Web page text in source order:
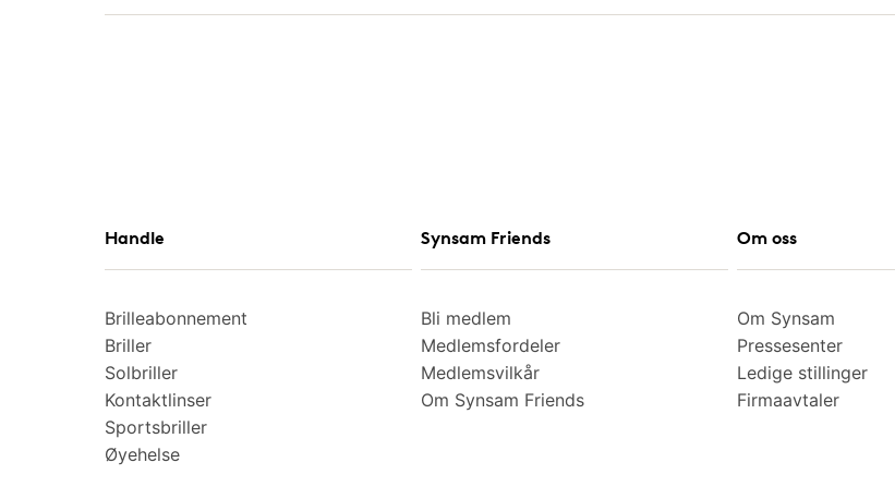
Handle
Brilleabonnement
Briller
Solbriller
Kontaktlinser
Sportsbriller
Øyehelse
Synsam Friends
Bli medlem
Medlemsfordeler
Medlemsvilkår
Om Synsam Friends
Om oss
Om Synsam
Pressesenter
Ledige stillinger
Firmaavtaler